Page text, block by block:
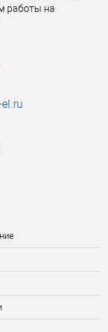
работы на